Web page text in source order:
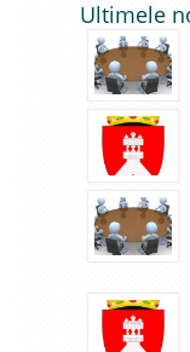
Ultimele